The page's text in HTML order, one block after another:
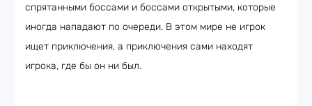
спрятанными боссами и боссами открытыми, которые
иногда нападают по очереди. В этом мире не игрок
ищет приключения, а приключения сами находят
игрока, где бы он ни был.